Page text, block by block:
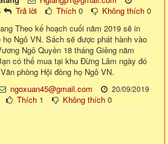
Trả lời Thích 0 Không thích 0
Theo kế hoạch cuối năm 2019 sẽ in
Ngô VN. Sách sẽ được phát hành vào
Ngô Quyền 18 tháng Giêng năm
có thể mua tại khu Đừng Lâm ngày đó
phòng Hội đồng họ Ngô VN.
ngoxuan45@gmail.com
20/09/2019
Thích 1 Không thích 0